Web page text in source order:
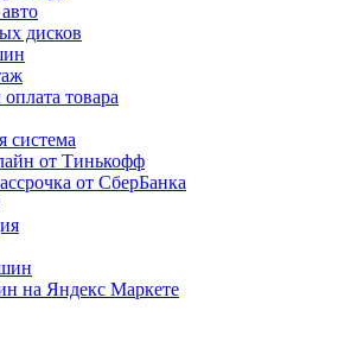
дисков
товара
система
от Тинькофф
от СберБанка
на Яндекс Маркете